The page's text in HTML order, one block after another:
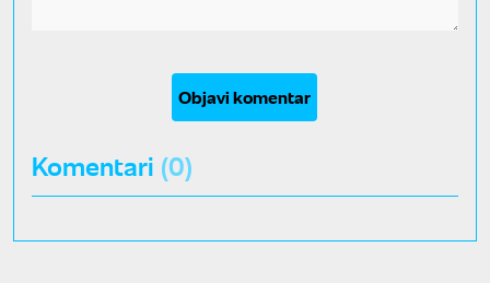
Objavi komentar
Komentari (0)